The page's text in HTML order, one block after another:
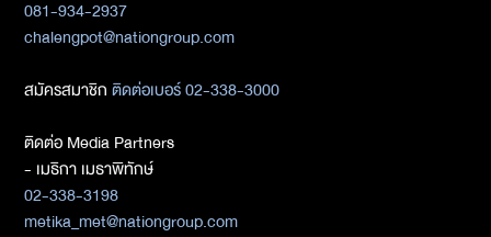
081-934-2937
chalengpot@nationgroup.com
สมัครสมาชิกติดต่อเบอร์ 02-338-3000
ติดต่อ Media Partners
- เมธิกา เมธาพิทักษ์
02-338-3198
metika_met@nationgroup.com